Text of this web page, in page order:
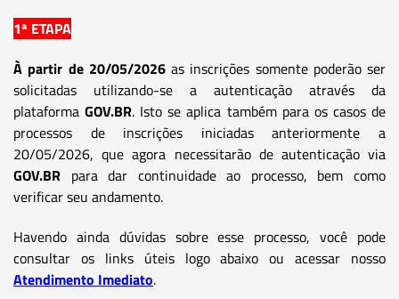
1ª ETAPA
À partir de 20/05/2026as inscrições somente poderão ser
solicitadas utilizando-se a autenticação através da
plataformaGOV.BR. Isto se aplica também para os casos de
processos de inscrições iniciadas anteriormente a
20/05/2026, que agora necessitarão de autenticação via
GOV.BR para dar continuidade ao processo, bem como
verificar seu andamento.
Havendo ainda dúvidas sobre esse processo, você pode
consultar os links úteis logo abaixo ou acessar nosso
Atendimento Imediato.